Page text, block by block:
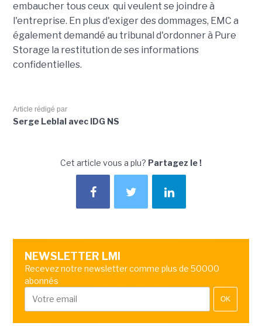
embaucher tous ceux qui veulent se joindre à
l'entreprise. En plus d'exiger des dommages, EMC a
également demandé au tribunal d'ordonner à Pure
Storage la restitution de ses informations
confidentielles.
Article rédigé par
Serge Leblal avec IDG NS
Cet article vous a plu? Partagez le !
NEWSLETTER LMI
Recevez notre newsletter comme plus de 50000
abonnés
OK